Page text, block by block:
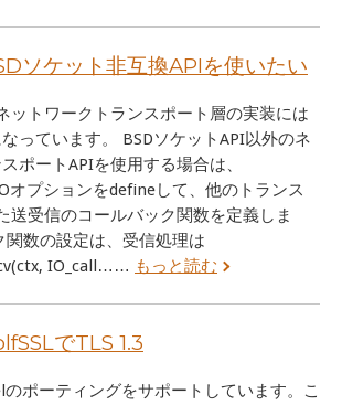
ソケット非互換APIを使いたい
ットワークトランスポート層の実装には
っています。 BSDソケットAPI以外のネ
ポートAPIを使用する場合は、
オプションをdefineして、他のトランス
送受信のコールバック関数を定義しま
関数の設定は、受信処理は
IO_call…… もっと読む
でTLS 1.3
ポーティングをサポートしています。こ